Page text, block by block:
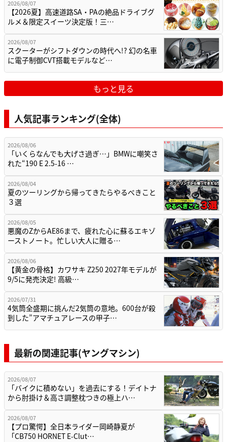
2026/08/07
【2026夏】高速道路SA・PAの絶品ドライブグ
ルメ＆限定スイーツ決定版！三…
2026/08/07
スクーターがシフトダウンの時代へ!? 幻の名車
に電子制御CVT搭載モデルなど…
もっと見る
人気記事ランキング(全体)
2026/08/06
「いくらなんでも大げさ過ぎ…」BMWに嘲笑さ
れた“190 E 2.5-16 …
2026/08/04
夏のツーリングから帰ってきたらやるべきこと
３選
2026/08/05
悪魔のZからAE86まで、疲れた心に蘇るエキゾ
ーストノート。忙しい大人に贈る…
2026/08/06
【黄金の骨格】カワサキ Z250 2027年モデルが
9/5に発売決定! 高級…
2026/07/31
4気筒全盛期に挑んだ2気筒の意地。600台が殺
到した”アマチュアレースの甲子…
最新の関連記事(ヤングマシン)
2026/08/07
「バイクに積めない」を過去にする！デイトナ
から肘掛け＆高さ調整枕つきの極上ハ…
2026/08/07
【プロ驚愕】全日本ライダー岡崎静夏が
「CB750 HORNET E-Clut…